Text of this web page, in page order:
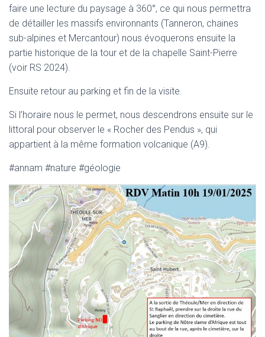
faire une lecture du paysage à 360°, ce qui nous permettra
de détailler les massifs environnants (Tanneron, chaines
sub-alpines et Mercantour) nous évoquerons ensuite la
partie historique de la tour et de la chapelle Saint-Pierre
(voir RS 2024).
Ensuite retour au parking et fin de la visite.
Si l’horaire nous le permet, nous descendrons ensuite sur le
littoral pour observer le « Rocher des Pendus », qui
appartient à la même formation volcanique (A9).
#annam #nature #géologie